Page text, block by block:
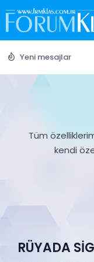
Yeni mesajlar
Tüm
kendi
RÜYADA